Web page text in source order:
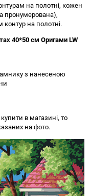
на полотні, кожен
пронумерована),
на полотні.
40*50 см Оригами LW
з нанесеною
в магазині, то
на фото.